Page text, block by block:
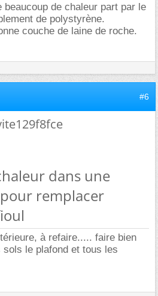
beaucoup de chaleur part par le
de polystyrène.
couche de laine de roche.
#6
dans une
remplacer
à refaire..... faire bien
le plafond et tous les